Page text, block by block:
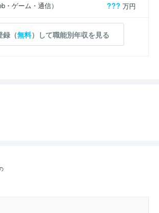
・ゲーム・通信） ??? 万円
録（無料）して職能別年収を見る